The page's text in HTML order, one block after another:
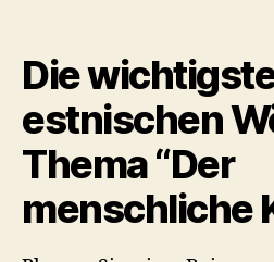
Die
estnischen
Thema “Der
menschliche